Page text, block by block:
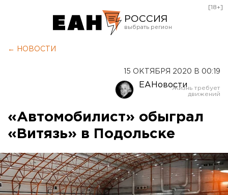
РОССИЯ
Оренбург
[18+]
← НОВОСТИ
15 ОКТЯБРЯ 2020 В 00:19
ЕАНовости
«Автомобилист» обыграл
«Витязь» в Подольске